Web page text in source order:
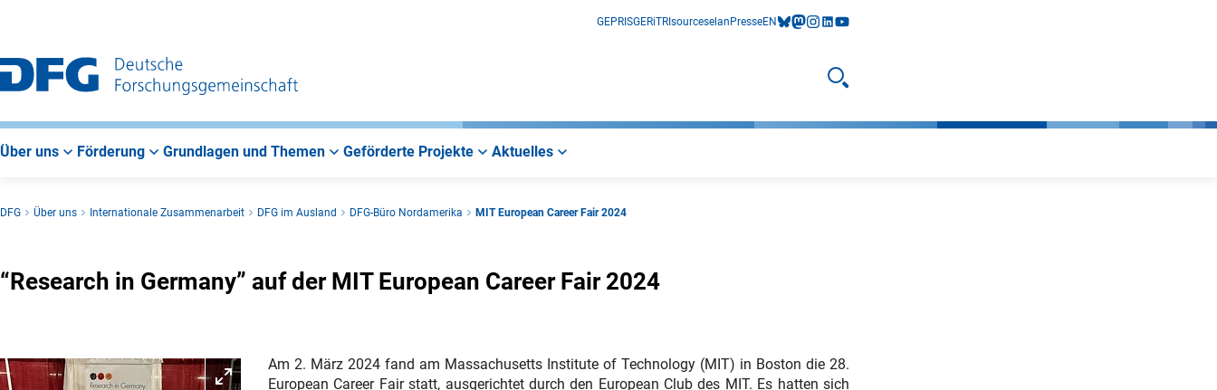
GEPRISGERiTRIsourceselan PresseEN bluesky
mastodon
instagram
linkedIn
youtube
Suche öffnen
Über uns Förderung Grundlagen und Themen Geförderte Projekte Aktuelles
DFG Über uns Internationale Zusammenarbeit DFG im Ausland DFG-Büro Nordamerika MIT European Career Fair 2024
“Research in Germany” auf der MIT European Career Fair 2024
Bild vergrößern
Am 2. März 2024 fand am Massachusetts Institute of Technology (MIT) in Boston die 28.
European Career Fair statt, ausgerichtet durch den European Club des MIT. Es hatten sich